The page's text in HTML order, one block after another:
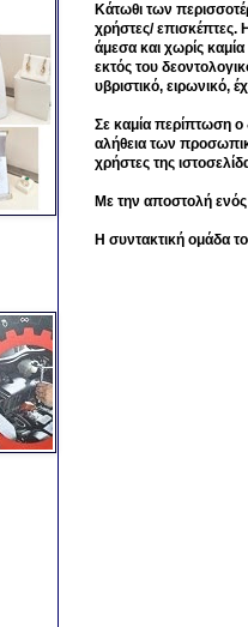
Κάτωθι των
χρήστες/ επισκέπτες.
άμεσα και χωρίς
εκτός του
υβριστικό, ειρωνικό,
Σε καμία περίπτωση ο
αλήθεια των
χρήστες της
Με την αποστολή
Η συντακτική ομάδα